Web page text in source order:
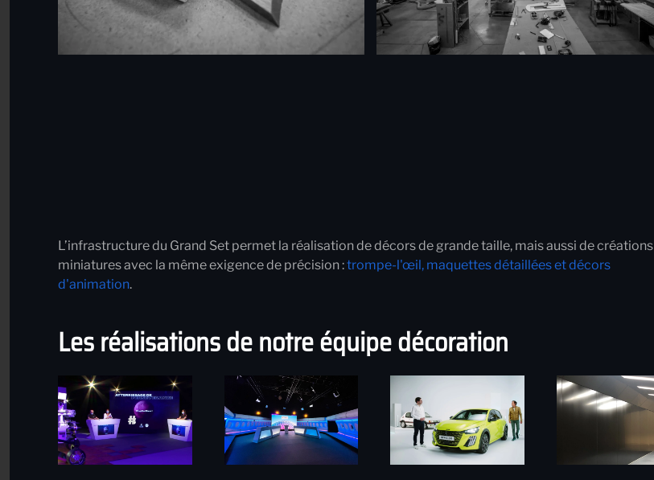
L’infrastructure du Grand Set permet la réalisation de décors de grande taille, mais aussi de créations
miniatures avec la même exigence de précision:trompe-l'œil, maquettes détaillées et décors
d'animation.
Les réalisations de notre équipe décoration